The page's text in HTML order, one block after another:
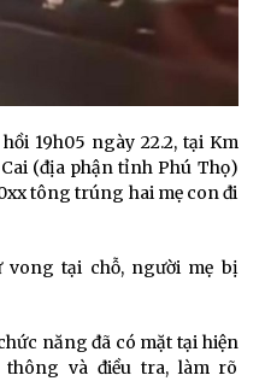
19h05 ngày 22.2, tại Km
(địa phận tỉnh Phú Thọ)
tông trúng hai mẹ con đi
vong tại chỗ, người mẹ bị
năng đã có mặt tại hiện
và điều tra, làm rõ